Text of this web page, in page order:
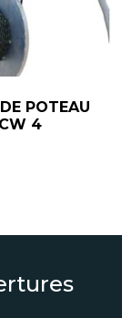
POTEAU
4